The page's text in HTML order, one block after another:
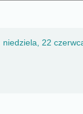
niedziela, 22